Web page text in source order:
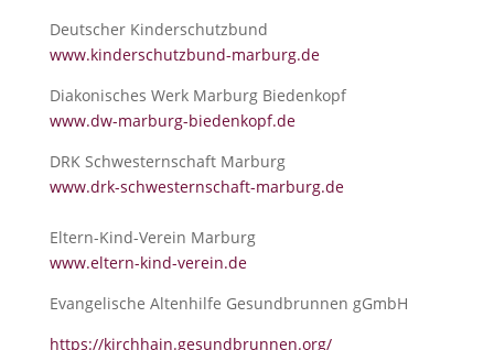
Deutscher Kinderschutzbund
www.kinderschutzbund-marburg.de
Diakonisches Werk Marburg Biedenkopf
www.dw-marburg-biedenkopf.de
DRK Schwesternschaft Marburg
www.drk-schwesternschaft-marburg.de
Eltern-Kind-Verein Marburg
www.eltern-kind-verein.de
Evangelische Altenhilfe Gesundbrunnen gGmbH
https://kirchhain.gesundbrunnen.org/